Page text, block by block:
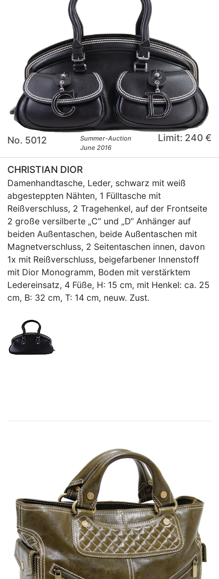
No. 5012
Summer-Auction
June 2016
Limit: 240 €
CHRISTIAN DIOR
Damenhandtasche, Leder, schwarz mit weiß
abgesteppten Nähten, 1 Fülltasche mit
Reißverschluss, 2 Tragehenkel, auf der Frontseite
2 große versilberte „C“ und „D“ Anhänger auf
beiden Außentaschen, beide Außentaschen mit
Magnetverschluss, 2 Seitentaschen innen, davon
1x mit Reißverschluss, beigefarbener Innenstoff
mit Dior Monogramm, Boden mit verstärktem
Ledereinsatz, 4 Füße, H: 15 cm, mit Henkel: ca. 25
cm, B: 32 cm, T: 14 cm, neuw. Zust.